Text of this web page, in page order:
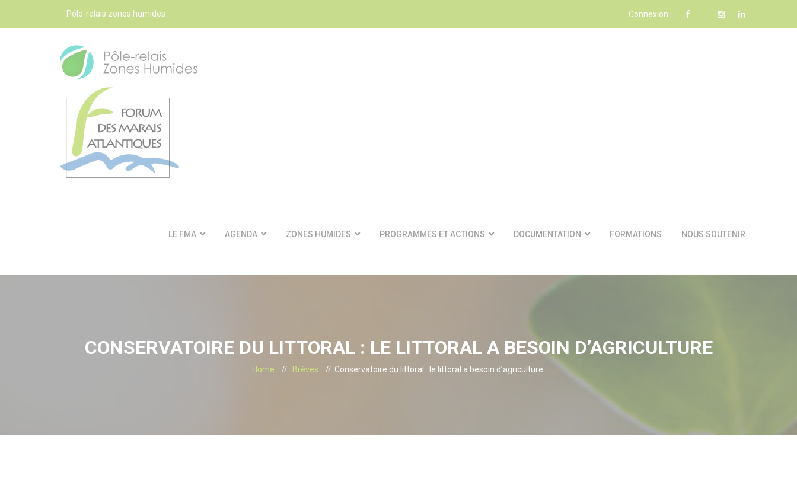
Pôle-relais zones humides Connexion
LE FMA AGENDA ZONES HUMIDES PROGRAMMES ET ACTIONS DOCUMENTATION FORMATIONS NOUS SOUTENIR
CONSERVATOIRE DU LITTORAL : LE LITTORAL A BESOIN D’AGRICULTURE
Home Brèves Conservatoire du littoral : le littoral a besoin d’agriculture